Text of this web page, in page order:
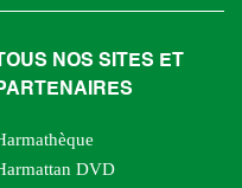
TOUS NOS SITES ET
DVD